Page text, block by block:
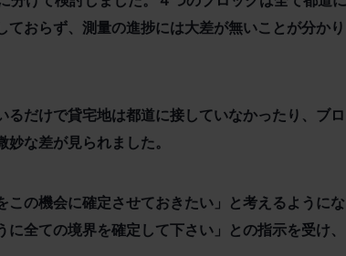
おらず、測量の進捗には大差が無いことが分かり
だけで貸宅地は都道に接していなかったり、ブロ
な差が見られました。
の機会に確定させておきたい」と考えるようにな
全ての境界を確定して下さい」との指示を受け、